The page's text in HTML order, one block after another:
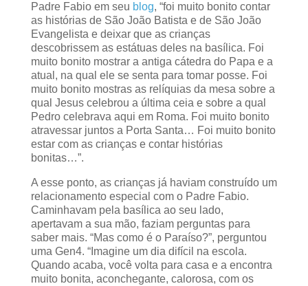
Padre Fabio em seu blog, “foi muito bonito contar
as histórias de São João Batista e de São João
Evangelista e deixar que as crianças
descobrissem as estátuas deles na basílica. Foi
muito bonito mostrar a antiga cátedra do Papa e a
atual, na qual ele se senta para tomar posse. Foi
muito bonito mostras as relíquias da mesa sobre a
qual Jesus celebrou a última ceia e sobre a qual
Pedro celebrava aqui em Roma. Foi muito bonito
atravessar juntos a Porta Santa… Foi muito bonito
estar com as crianças e contar histórias
bonitas…”.
A esse ponto, as crianças já haviam construído um
relacionamento especial com o Padre Fabio.
Caminhavam pela basílica ao seu lado,
apertavam a sua mão, faziam perguntas para
saber mais. “Mas como é o Paraíso?”, perguntou
uma Gen4. “Imagine um dia difícil na escola.
Quando acaba, você volta para casa e a encontra
muito bonita, aconchegante, calorosa, com os